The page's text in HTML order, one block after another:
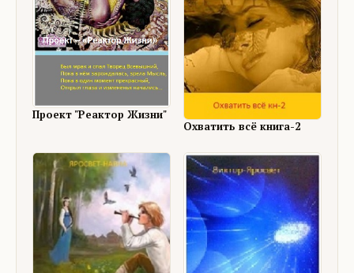
Проект "Реактор Жизни"
Охватить всё книга-2